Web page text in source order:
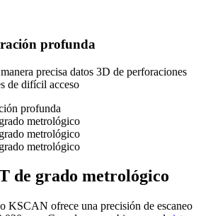
profunda
precisa datos 3D de perforaciones
de difícil acceso
de grado metrológico
KSCAN ofrece una precisión de escaneo